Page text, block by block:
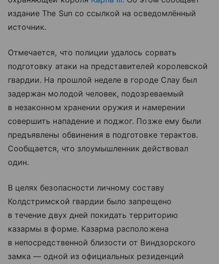
издание The Sun со ссылкой на осведомлённый
источник.
Отмечается, что полиции удалось сорвать
подготовку атаки на представителей королевской
гвардии. На прошлой неделе в городе Слау был
задержан молодой человек, подозреваемый
в незаконном хранении оружия и намерении
совершить нападение и поджог. Позже ему были
предъявлены обвинения в подготовке терактов.
Сообщается, что злоумышленник действовал
один.
В целях безопасности личному составу
Колдстримской гвардии было запрещено
в течение двух дней покидать территорию
казармы в форме. Казарма расположена
в непосредственной близости от Виндзорского
замка — одной из официальных резиденций